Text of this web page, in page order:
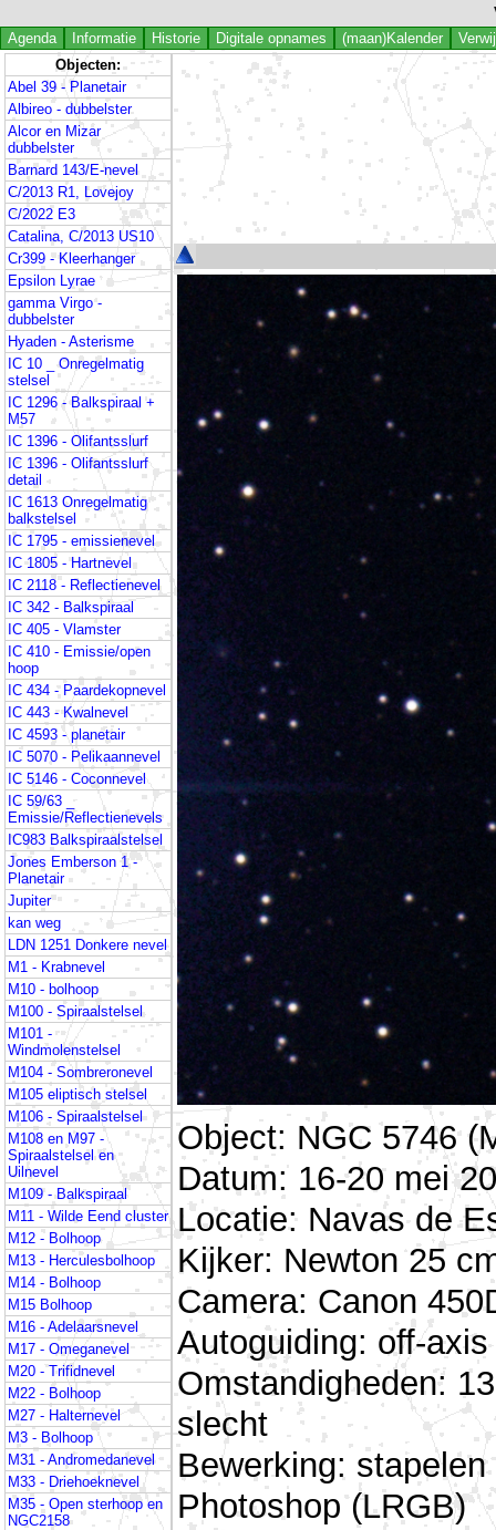
Agenda Informatie Historie Digitale opnames (maan)Kalender
Objecten:
Abel 39 - Planetair
Albireo - dubbelster
Alcor en Mizar
dubbelster
Barnard 143/E-nevel
C/2013 R1, Lovejoy
C/2022 E3
Catalina, C/2013 US10
Cr399 - Kleerhanger
Epsilon Lyrae
gamma Virgo -
dubbelster
Hyaden - Asterisme
IC 10 _ Onregelmatig
stelsel
IC 1296 - Balkspiraal +
M57
IC 1396 - Olifantsslurf
IC 1396 - Olifantsslurf
detail
IC 1613 Onregelmatig
balkstelsel
IC 1795 - emissienevel
IC 1805 - Hartnevel
IC 2118 - Reflectienevel
IC 342 - Balkspiraal
IC 405 - Vlamster
IC 410 - Emissie/open
hoop
IC 434 - Paardekopnevel
IC 443 - Kwalnevel
IC 4593 - planetair
IC 5070 - Pelikaannevel
IC 5146 - Coconnevel
IC 59/63 _
Emissie/Reflectienevels
IC983 Balkspiraalstelsel
Jones Emberson 1 -
Planetair
Jupiter
kan weg
LDN 1251 Donkere nevel
M1 - Krabnevel
M10 - bolhoop
M100 - Spiraalstelsel
M101 -
Windmolenstelsel
M104 - Sombreronevel
M105 eliptisch stelsel
M106 - Spiraalstelsel
M108 en M97 -
Spiraalstelsel en
Uilnevel
M109 - Balkspiraal
M11 - Wilde Eend cluster
M12 - Bolhoop
M13 - Herculesbolhoop
M14 - Bolhoop
M15 Bolhoop
M16 - Adelaarsnevel
M17 - Omeganevel
M20 - Trifidnevel
M22 - Bolhoop
M27 - Halternevel
M3 - Bolhoop
M31 - Andromedanevel
M33 - Driehoeknevel
M35 - Open sterhoop en
NGC2158
Object: NGC 5746
Datum: 16-20 mei
Locatie: Navas de
Kijker: Newton 25
Camera: Canon
Autoguiding: off-
Omstandigheden:
slecht
Bewerking:
Photoshop (LRGB)